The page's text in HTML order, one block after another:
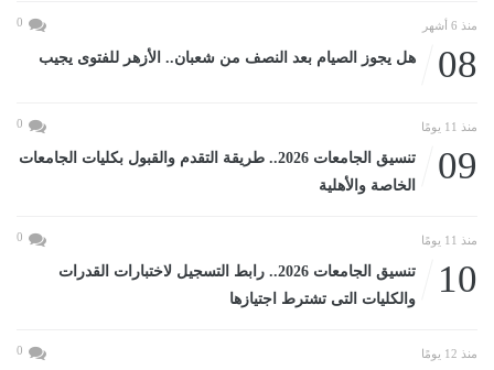
منذ 6 أشهر 0
08 هل يجوز الصيام بعد النصف من شعبان.. الأزهر للفتوى يجيب
منذ 11 يومًا 0
09
تنسيق الجامعات 2026.. طريقة التقدم والقبول بكليات الجامعات
الخاصة والأهلية
منذ 11 يومًا 0
10
تنسيق الجامعات 2026.. رابط التسجيل لاختبارات القدرات
والكليات التى تشترط اجتيازها
منذ 12 يومًا 0